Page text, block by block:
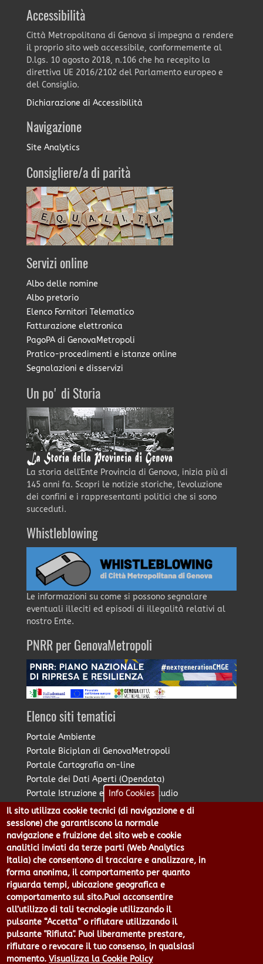
Accessibilità
Città Metropolitana di Genova si impegna a rendere
il proprio sito web accessibile, conformemente al
D.lgs. 10 agosto 2018, n.106 che ha recepito la
direttiva UE 2016/2102 del Parlamento europeo e
del Consiglio.
Dichiarazione di Accessibilità
Navigazione
Site Analytics
Consigliere/a di parità
Servizi online
Albo delle nomine
Albo pretorio
Elenco Fornitori Telematico
Fatturazione elettronica
PagoPA di GenovaMetropoli
Pratico-procedimenti e istanze online
Segnalazioni e disservizi
Un po' di Storia
La storia dell'Ente Provincia di Genova, inizia più di
145 anni fa. Scopri le notizie storiche, l'evoluzione
dei confini e i rappresentanti politici che si sono
succeduti.
Whistleblowing
Le informazioni su come si possono segnalare
eventuali illeciti ed episodi di illegalità relativi al
nostro Ente.
PNRR per GenovaMetropoli
Elenco siti tematici
Portale Ambiente
Portale Biciplan di GenovaMetropoli
Portale Cartografia on-line
Portale dei Dati Aperti (Opendata)
Portale Istruzione e Diritto allo Studio
Portale Marketing Territoriale
Portale Piano Strategico Metropolitano
Portale PUMS di GenovaMetropoli
Portale Stazione Unica Appaltante
Pratico: procedimenti e istanze online
Città Metropolitana di Genova - Piazzale Mazzini 2 -16122 -
Genova | CF:80007350103 - P.Iva: 00949170104 | Codice IPA: cmge
Centralino 010 54991 Fax 010 5499244 URP 010 5499456
Num.Verde 800 509420 | P.E.C.:
pec@cert.cittametropolitana.genova.it
Info Cookies
Il sito utilizza cookie tecnici (di navigazione e di
sessione) che garantiscono la normale
navigazione e fruizione del sito web e cookie
analitici inviati da terze parti (Web Analytics
Italia) che consentono di tracciare e analizzare, in
forma anonima, il comportamento per quanto
riguarda tempi, ubicazione geografica e
comportamento sul sito.Puoi acconsentire
all’utilizzo di tali tecnologie utilizzando il
pulsante “Accetta” o rifiutare utilizzando il
pulsante "Rifiuta". Puoi liberamente prestare,
rifiutare o revocare il tuo consenso, in qualsiasi
momento. Visualizza la Cookie Policy